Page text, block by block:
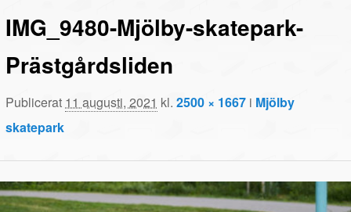
INNEHÅLL
INNEHÅLL
IMG_9480-Mjölby-skatepark-
Prästgårdsliden
Publicerat 11 augusti, 2021 kl.2500 × 1667 i Mjölby
skatepark